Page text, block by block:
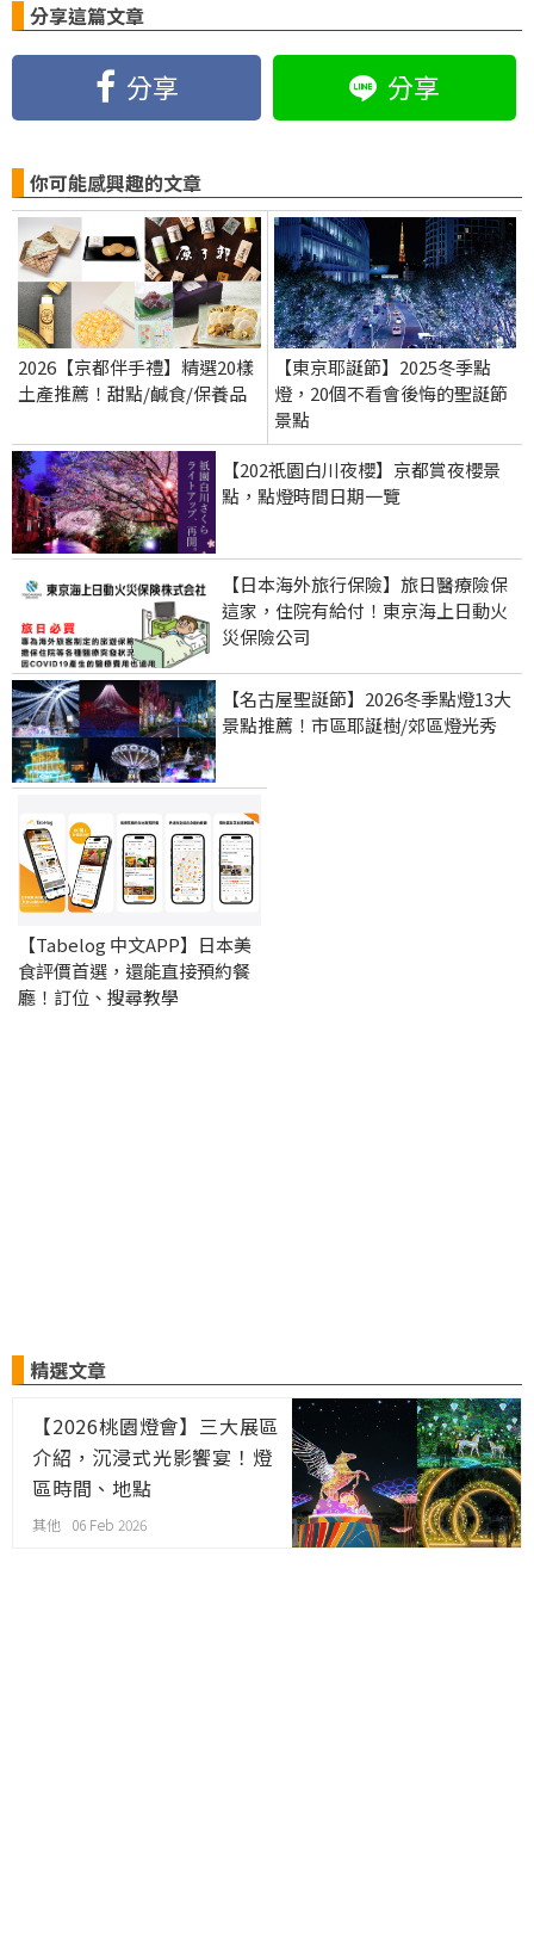
分享這篇文章
分享 分享
你可能感興趣的文章
2026【京都伴手禮】精選20樣
土產推薦！甜點/鹹食/保養品
【東京耶誕節】2025冬季點
燈，20個不看會後悔的聖誕節
景點
【202祇園白川夜櫻】京都賞夜櫻景
點，點燈時間日期一覽
【日本海外旅行保險】旅日醫療險保
這家，住院有給付！東京海上日動火
災保險公司
【名古屋聖誕節】2026冬季點燈13大
景點推薦！市區耶誕樹/郊區燈光秀
【Tabelog 中文APP】日本美
食評價首選，還能直接預約餐
廳！訂位、搜尋教學
精選文章
【2026桃園燈會】三大展區
介紹，沉浸式光影饗宴！燈
區時間、地點
其他 06 Feb 2026